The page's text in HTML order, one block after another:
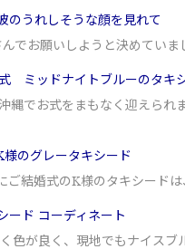
うれしそうな顔を見れて
でお願いしようと決めてい
ミッドナイトブルーのタキ
縄でお式をまもなく迎えら
のグレータキシード
ご結婚式のK様のタキシード
ード コーディネート
く色が良く、現地でもナイス